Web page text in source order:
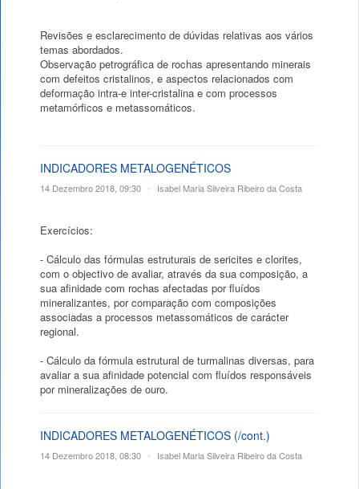
Revisões e esclarecimento de dúvidas relativas aos vários
temas abordados.
Observação petrográfica de rochas apresentando minerais
com defeitos cristalinos, e aspectos relacionados com
deformação intra-e inter-cristalina e com processos
metamórficos e metassomáticos.
INDICADORES METALOGENÉTICOS
14 Dezembro 2018, 09:30 • Isabel Maria Silveira Ribeiro da Costa
Exercícios:
- Cálculo das fórmulas estruturais de sericites e clorites,
com o objectivo de avaliar, através da sua composição, a
sua afinidade com rochas afectadas por fluídos
mineralizantes, por comparação com composições
associadas a processos metassomáticos de carácter
regional.
- Cálculo da fórmula estrutural de turmalinas diversas, para
avaliar a sua afinidade potencial com fluídos responsáveis
por mineralizações de ouro.
INDICADORES METALOGENÉTICOS (/cont.)
14 Dezembro 2018, 08:30 • Isabel Maria Silveira Ribeiro da Costa